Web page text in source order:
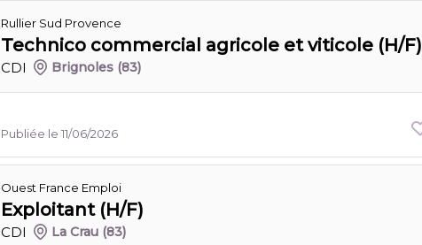
Rullier Sud Provence
Technico commercial agricole et viticole (H/F)
CDI Brignoles (83)
Publiée le 11/06/2026
Ouest France Emploi
Exploitant (H/F)
CDI La Crau (83)